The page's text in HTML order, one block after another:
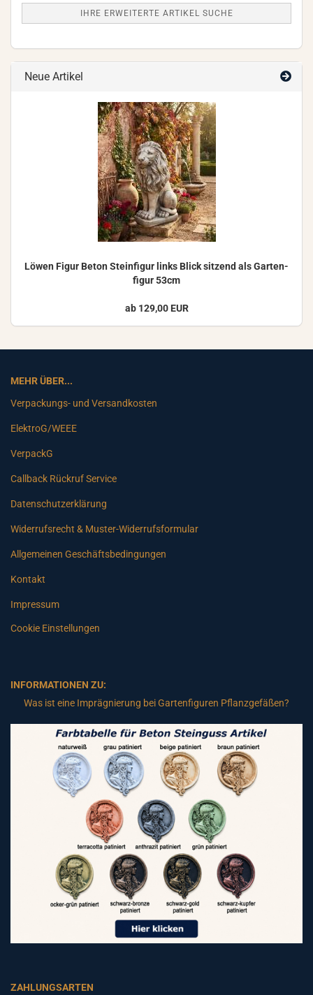
IHRE ERWEITERTE ARTIKEL SUCHE
Neue Artikel
Löwen Figur Beton Stein­fi­gur links Blick sit­zend als Gar­ten­
fi­gur 53cm
ab 129,00 EUR
MEHR ÜBER...
Verpackungs- und Versandkosten
ElektroG/WEEE
VerpackG
Callback Rückruf Service
Datenschutzerklärung
Widerrufsrecht & Muster-Widerrufsformular
Allgemeinen Geschäftsbedingungen
Kontakt
Impressum
Cookie Einstellungen
INFORMATIONEN ZU:
Was ist eine Imprägnierung bei Gartenfiguren Pflanzgefäßen?
ZAHLUNGSARTEN